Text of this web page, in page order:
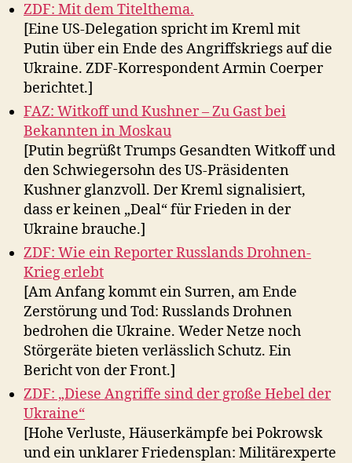
ZDF: Mit dem Titelthema.
[Eine US-Delegation spricht im Kreml mit
Putin über ein Ende des Angriffskriegs auf die
Ukraine. ZDF-Korrespondent Armin Coerper
berichtet.]
FAZ: Witkoff und Kushner – Zu Gast bei
Bekannten in Moskau
[Putin begrüßt Trumps Gesandten Witkoff und
den Schwiegersohn des US-Präsidenten
Kushner glanzvoll. Der Kreml signalisiert,
dass er keinen „Deal“ für Frieden in der
Ukraine brauche.]
ZDF: Wie ein Reporter Russlands Drohnen-
Krieg erlebt
[Am Anfang kommt ein Surren, am Ende
Zerstörung und Tod: Russlands Drohnen
bedrohen die Ukraine. Weder Netze noch
Störgeräte bieten verlässlich Schutz. Ein
Bericht von der Front.]
ZDF: „Diese Angriffe sind der große Hebel der
Ukraine“
[Hohe Verluste, Häuserkämpfe bei Pokrowsk
und ein unklarer Friedensplan: Militärexperte